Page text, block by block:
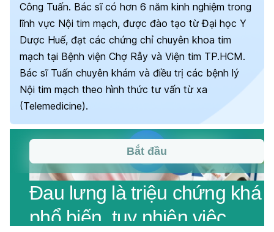
Công Tuấn. Bác sĩ có hơn 6 năm kinh nghiệm trong
lĩnh vực Nội tim mạch, được đào tạo từ Đại học Y
Dược Huế, đạt các chứng chỉ chuyên khoa tim
mạch tại Bệnh viện Chợ Rẫy và Viện tim TP.HCM.
Bác sĩ Tuấn chuyên khám và điều trị các bệnh lý
Nội tim mạch theo hình thức tư vấn từ xa
(Telemedicine).